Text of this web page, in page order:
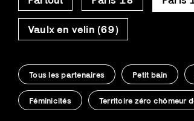
Vaulx en velin (69)
Tous les partenaires Petit bain
Féminicités Territoire zéro chômeur